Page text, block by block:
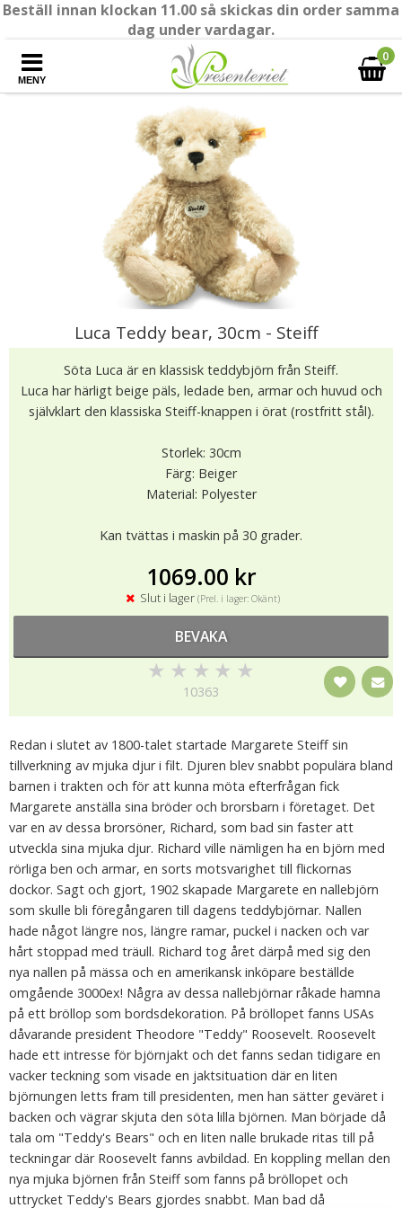
Beställ innan klockan 11.00 så skickas din order samma
dag under vardagar.
MENY
0
Luca Teddy bear, 30cm - Steiff
Söta Luca är en klassisk teddybjörn från Steiff.
Luca har härligt beige päls, ledade ben, armar och huvud och
självklart den klassiska Steiff-knappen i örat (rostfritt stål).
Storlek: 30cm
Färg: Beiger
Material: Polyester
Kan tvättas i maskin på 30 grader.
1069.00 kr
Slut i lager (Prel. i lager: Okänt)
BEVAKA
★ ★ ★ ★ ★
10363
Redan i slutet av 1800-talet startade Margarete Steiff sin
tillverkning av mjuka djur i filt. Djuren blev snabbt populära bland
barnen i trakten och för att kunna möta efterfrågan fick
Margarete anställa sina bröder och brorsbarn i företaget. Det
var en av dessa brorsöner, Richard, som bad sin faster att
utveckla sina mjuka djur. Richard ville nämligen ha en björn med
rörliga ben och armar, en sorts motsvarighet till flickornas
dockor. Sagt och gjort, 1902 skapade Margarete en nallebjörn
som skulle bli föregångaren till dagens teddybjörnar. Nallen
hade något längre nos, längre ramar, puckel i nacken och var
hårt stoppad med träull. Richard tog året därpå med sig den
nya nallen på mässa och en amerikansk inköpare beställde
omgående 3000ex! Några av dessa nallebjörnar råkade hamna
på ett bröllop som bordsdekoration. På bröllopet fanns USAs
dåvarande president Theodore "Teddy" Roosevelt. Roosevelt
hade ett intresse för björnjakt och det fanns sedan tidigare en
vacker teckning som visade en jaktsituation där en liten
björnungen letts fram till presidenten, men han sätter geväret i
backen och vägrar skjuta den söta lilla björnen. Man började då
tala om "Teddy's Bears" och en liten nalle brukade ritas till på
teckningar där Roosevelt fanns avbildad. En koppling mellan den
nya mjuka björnen från Steiff som fanns på bröllopet och
uttrycket Teddy's Bears gjordes snabbt. Man bad då